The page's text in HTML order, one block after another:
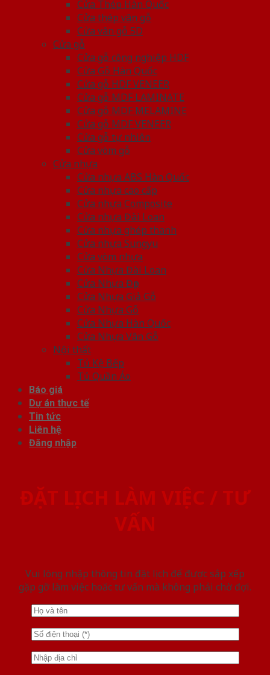
Cửa Thép Hàn Quốc
Cửa thép vân gỗ
Cửa vân gỗ 5D
Cửa gỗ
Cửa gỗ công nghiệp HDF
Cửa Gỗ Hàn Quốc
Cửa gỗ HDF VENEER
Cửa gỗ MDF LAMINATE
Cửa gỗ MDF MELAMINE
Cửa gỗ MDF VENEER
Cửa gỗ tự nhiên
Cửa vòm gỗ
Cửa nhựa
Cửa nhựa ABS Hàn Quốc
Cửa nhựa cao cấp
Cửa nhựa Composite
Cửa nhựa Đài Loan
Cửa nhựa ghép thanh
Cửa nhựa Sungyu
Cửa vòm nhựa
Cửa Nhựa Đài Loan
Cửa Nhựa Đẹp
Cửa Nhựa Giả Gỗ
Cửa Nhựa Gỗ
Cửa Nhựa Hàn Quốc
Cửa Nhựa Vân Gỗ
Nội thất
Tủ Kệ Bếp
Tủ Quần Áo
Báo giá
Dự án thực tế
Tin tức
Liên hệ
Đăng nhập
ĐẶT LỊCH LÀM VIỆC / TƯ
VẤN
Vui lòng nhập thông tin đặt lịch để được sắp xếp
gặp gỡ làm việc hoăc tư vấn mà không phải chờ đợi.